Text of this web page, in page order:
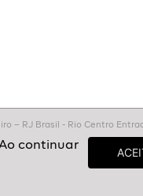
– RJ Brasil - Rio Centro